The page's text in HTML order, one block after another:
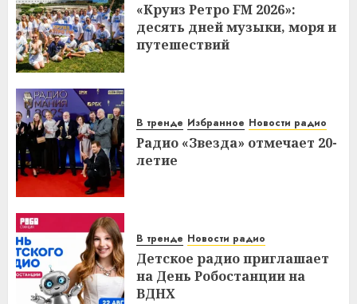
«Круиз Ретро FM 2026»:
десять дней музыки, моря и
путешествий
В тренде Избранное Новости радио
Радио «Звезда» отмечает 20-
летие
В тренде Новости радио
Детское радио приглашает
на День Робостанции на
ВДНХ